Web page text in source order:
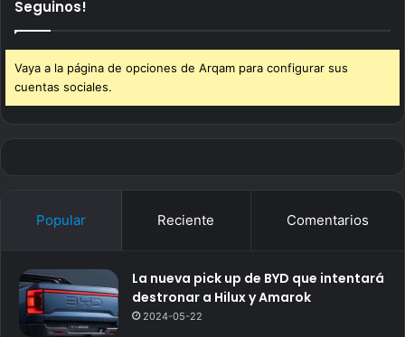
Seguinos!
Vaya a la página de opciones de Arqam para configurar sus
cuentas sociales.
Popular Reciente Comentarios
La nueva pick up de BYD que intentará
destronar a Hilux y Amarok
2024-05-22